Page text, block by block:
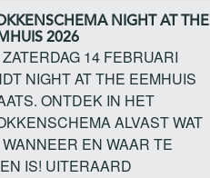
NIGHT AT THE
2026
14 FEBRUARI
NIGHT AT THE EEMHUIS
ONTDEK IN HET
ALVAST WAT
EN WAAR TE
IS! UITERAARD